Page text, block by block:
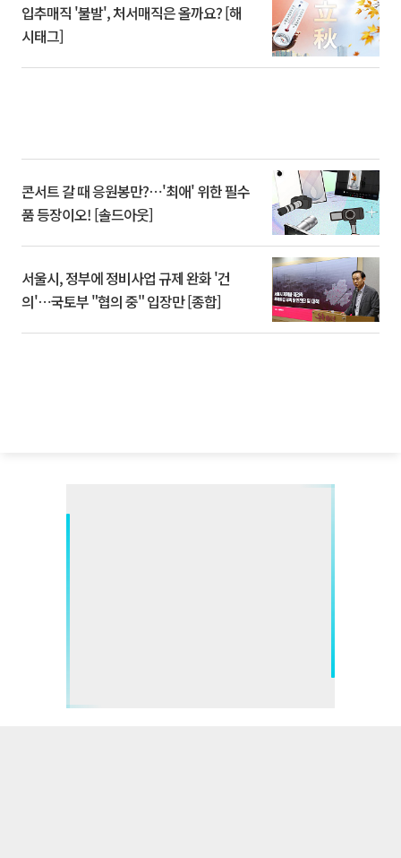
입추매직 '불발', 처서매직은 올까요? [해
시태그]
콘서트 갈 때 응원봉만?⋯'최애' 위한 필수
품 등장이오! [솔드아웃]
서울시, 정부에 정비사업 규제 완화 '건
의'⋯국토부 "협의 중" 입장만 [종합]